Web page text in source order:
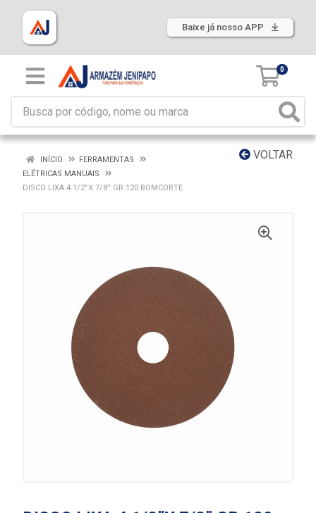
Baixe já nosso APP
0
VOLTAR
INÍCIO
FERRAMENTAS
ELÉTRICAS MANUAIS
DISCO LIXA 4.1/2”X 7/8” GR.120 BOMCORTE